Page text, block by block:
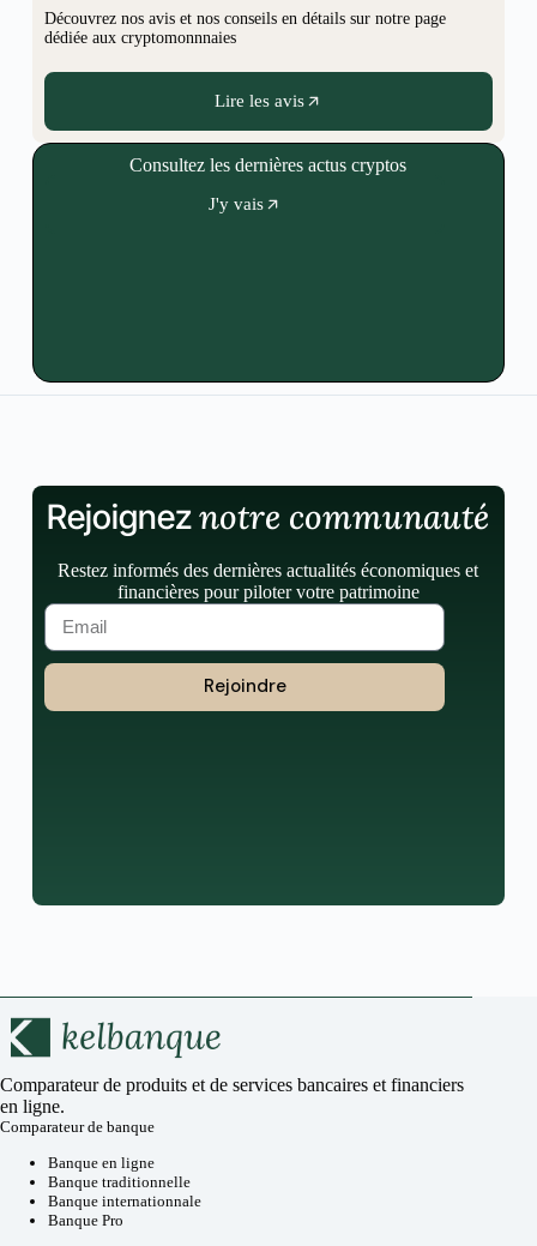
Découvrez nos avis et nos conseils en détails sur notre page
dédiée aux cryptomonnnaies
Lire les avis
Consultez les dernières actus cryptos
J'y vais
Rejoigneznotre communauté
Restez informés des dernières actualités économiques et
financières pour piloter votre patrimoine
Rejoindre
Comparateur de produits et de services bancaires et financiers
en ligne.
Comparateur de banque
Banque en ligne
Banque traditionnelle
Banque internationnale
Banque Pro